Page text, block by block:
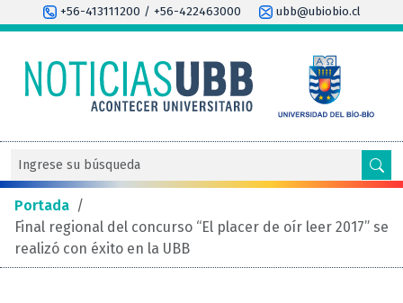
+56-413111200 / +56-422463000 ubb@ubiobio.cl
Portada /
Final regional del concurso “El placer de oír leer 2017” se
realizó con éxito en la UBB